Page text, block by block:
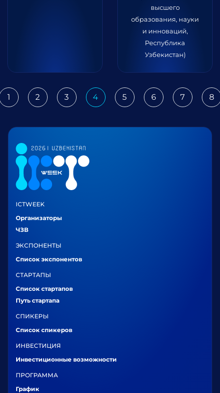
высшего
образования, науки
и инноваций,
Республика
Узбекистан)
1 2 3 4 5 6 7 8
ICTWEEK
Организаторы
ЧЗВ
ЭКСПОНЕНТЫ
Список экспонентов
СТАРТАПЫ
Список стартапов
Путь стартапа
СПИКЕРЫ
Список спикеров
ИНВЕСТИЦИЯ
Инвестиционные возможности
ПРОГРАММА
График